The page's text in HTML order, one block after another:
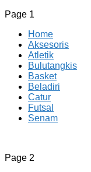
Page 1
Home
Aksesoris
Atletik
Bulutangkis
Basket
Beladiri
Catur
Futsal
Senam
CV JAYA BERSAMA
Menyediakan
Page 2